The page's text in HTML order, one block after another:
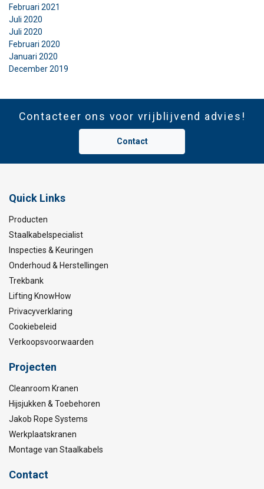
Februari 2021
Juli 2020
Juli 2020
Februari 2020
Januari 2020
December 2019
Contacteer ons voor vrijblijvend advies!
Contact
Quick Links
Producten
Staalkabelspecialist
Inspecties & Keuringen
Onderhoud & Herstellingen
Trekbank
Lifting KnowHow
Privacyverklaring
Cookiebeleid
Verkoopsvoorwaarden
Projecten
Cleanroom Kranen
Hijsjukken & Toebehoren
Jakob Rope Systems
Werkplaatskranen
Montage van Staalkabels
Contact